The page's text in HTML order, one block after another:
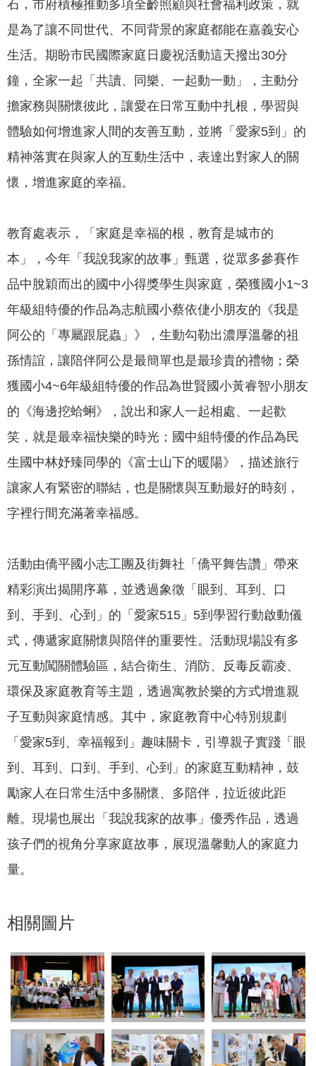
English
資
訊
安
全
策
隱
私
策
資
料
開
放
宣
告
石，市府積極推動多項全齡照顧與社會福利政策，就
是為了讓不同世代、不同背景的家庭都能在嘉義安心
生活。期盼市民國際家庭日慶祝活動這天撥出30分
鐘，全家一起「共讀、同樂、一起動一動」，主動分
擔家務與關懷彼此，讓愛在日常互動中扎根，學習與
體驗如何增進家人間的友善互動，並將「愛家5到」的
精神落實在與家人的互動生活中，表達出對家人的關
懷，增進家庭的幸福。
教育處表示，「家庭是幸福的根，教育是城市的
本」，今年「我說我家的故事」甄選，從眾多參賽作
品中脫穎而出的國中小得獎學生與家庭，榮獲國小1~3
年級組特優的作品為志航國小蔡依倢小朋友的《我是
阿公的「專屬跟屁蟲」》，生動勾勒出濃厚溫馨的祖
孫情誼，讓陪伴阿公是最簡單也是最珍貴的禮物；榮
獲國小4~6年級組特優的作品為世賢國小黃睿智小朋友
的《海邊挖蛤蜊》，說出和家人一起相處、一起歡
笑，就是最幸福快樂的時光；國中組特優的作品為民
生國中林妤臻同學的《富士山下的暖陽》，描述旅行
讓家人有緊密的聯結，也是關懷與互動最好的時刻，
字裡行間充滿著幸福感。
活動由僑平國小志工團及街舞社「僑平舞告讚」帶來
精彩演出揭開序幕，並透過象徵「眼到、耳到、口
到、手到、心到」的「愛家515」5到學習行動啟動儀
式，傳遞家庭關懷與陪伴的重要性。活動現場設有多
元互動闖關體驗區，結合衛生、消防、反毒反霸凌、
環保及家庭教育等主題，透過寓教於樂的方式增進親
子互動與家庭情感。其中，家庭教育中心特別規劃
「愛家5到、幸福報到」趣味關卡，引導親子實踐「眼
到、耳到、口到、手到、心到」的家庭互動精神，鼓
勵家人在日常生活中多關懷、多陪伴，拉近彼此距
離。現場也展出「我說我家的故事」優秀作品，透過
孩子們的視角分享家庭故事，展現溫馨動人的家庭力
量。
相關圖片